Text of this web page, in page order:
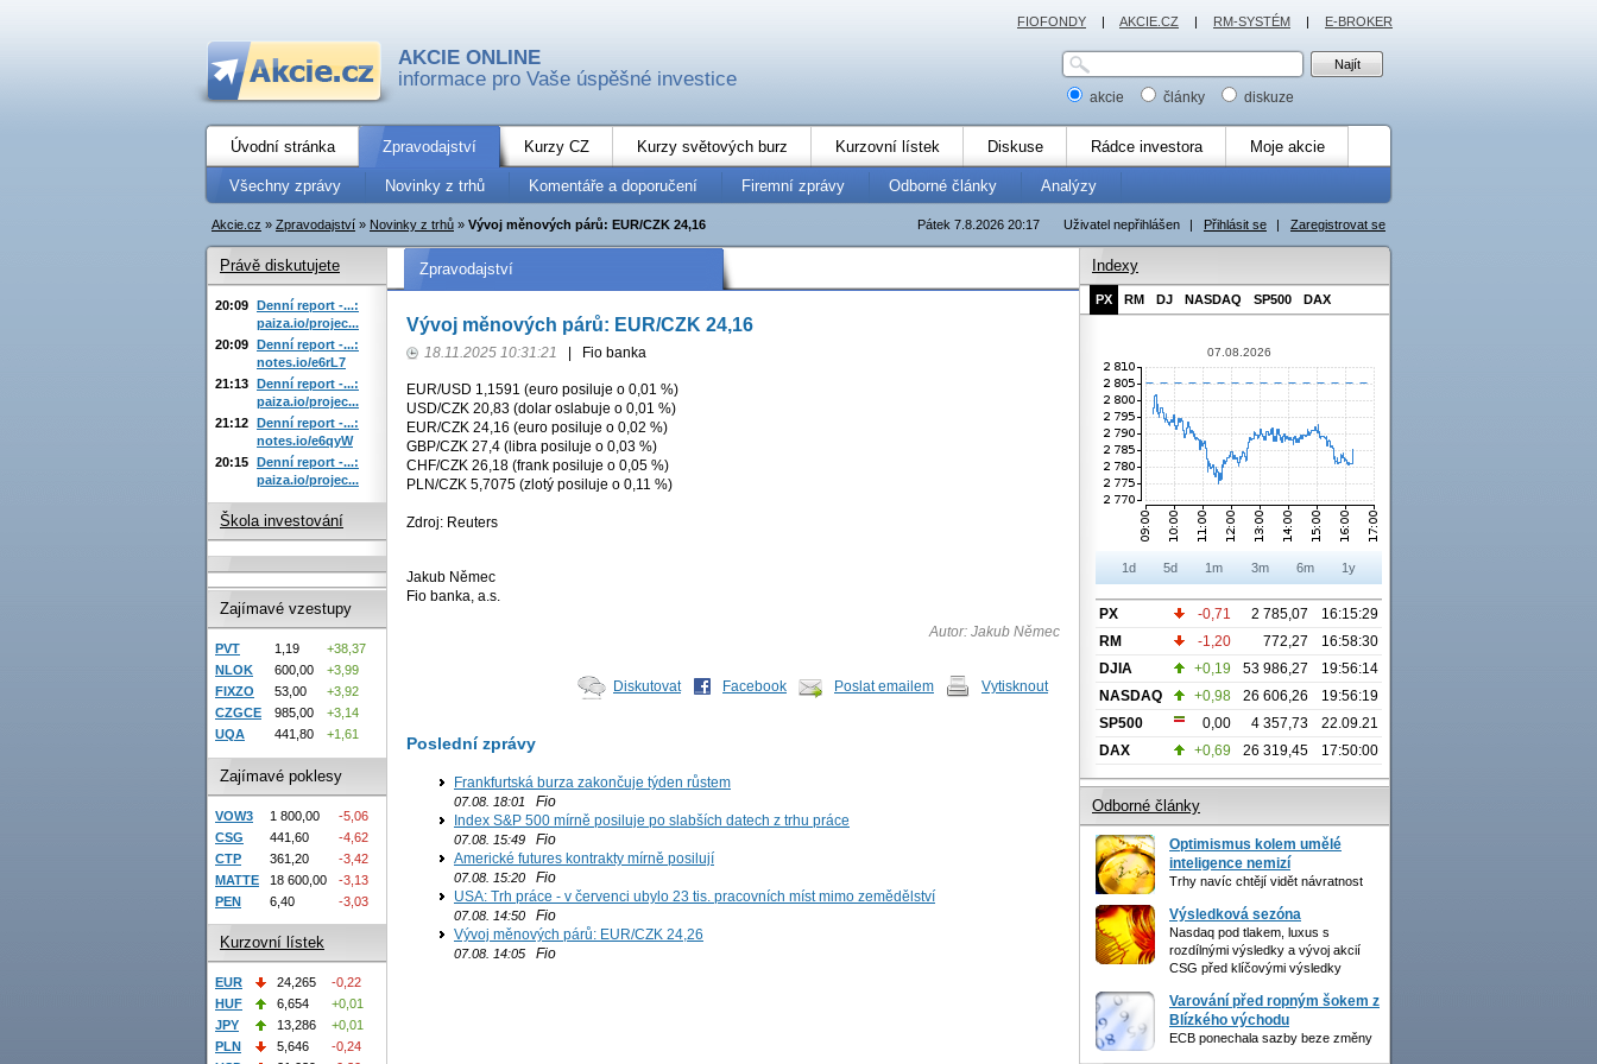
AKCIE ONLINE
informace pro Vaše úspěšné investice
akcie články diskuze
Úvodní stránka Zpravodajství Kurzy CZ Kurzy světových burz Kurzovní lístek Diskuse Rádce investora Moje akcie
Všechny zprávy Novinky z trhů Komentáře a doporučení Firemní zprávy Odborné články Analýzy
Uživatel nepřihlášen | Přihlásit se | Zaregistrovat se
Pátek 7.8.2026 20:17
Akcie.cz » Zpravodajství » Novinky z trhů » Vývoj měnových párů: EUR/CZK 24,16
Zpravodajství
Vývoj měnových párů: EUR/CZK 24,16
18.11.2025 10:31:21 Fio banka
EUR/USD 1,1591 (euro posiluje o 0,01 %)
USD/CZK 20,83 (dolar oslabuje o 0,01 %)
EUR/CZK 24,16 (euro posiluje o 0,02 %)
GBP/CZK 27,4 (libra posiluje o 0,03 %)
CHF/CZK 26,18 (frank posiluje o 0,05 %)
PLN/CZK 5,7075 (zlotý posiluje o 0,11 %)
Zdroj: Reuters
Jakub Němec
Fio banka, a.s.
Autor: Jakub Němec
Diskutovat Facebook Poslat emailem Vytisknout
Poslední zprávy
Frankfurtská burza zakončuje týden růstem
07.08. 18:01
Fio
Index S&P 500 mírně posiluje po slabších datech z trhu práce
07.08. 15:49 Fio
Americké futures kontrakty mírně posilují
07.08. 15:20 Fio
USA: Trh práce - v červenci ubylo 23 tis. pracovních míst mimo zemědělství
07.08. 14:50 Fio
Vývoj měnových párů: EUR/CZK 24,26
07.08. 14:05 Fio
Právě diskutujete
20:09 Denní report -...:
paiza.io/projec...
20:09 Denní report -...:
notes.io/e6rL7
21:13 Denní report -...:
paiza.io/projec...
21:12 Denní report -...:
notes.io/e6qyW
20:15 Denní report -...:
paiza.io/projec...
Škola investování
Zajímavé vzestupy
PVT 1,19
+38,37
NLOK
600,00
+3,99
FIXZO
53,00
+3,92
CZGCE
985,00
+3,14
UQA
441,80 +1,61
Zajímavé poklesy
VOW3 1 800,00
-5,06
CSG
441,60
-4,62
CTP
361,20
-3,42
MATTE
18 600,00
-3,13
PEN
6,40 -3,03
Kurzovní lístek
EUR 24,265
-0,22
HUF
6,654
+0,01
JPY
13,286
+0,01
PLN
5,646
-0,24
Indexy
PX RM DJ NASDAQ SP500 DAX
07.08.2026
1d 5d 1m 3m 6m 1y
PX -0,71 2 785,07
16:15:29
RM
-1,20 772,27
16:58:30
DJIA
+0,19 53 986,27
19:56:14
NASDAQ
+0,98 26 606,26
19:56:19
SP500
0,00 4 357,73
22.09.21
DAX
+0,69 26 319,45 17:50:00
Odborné články
Optimismus kolem umělé
inteligence nemizí
Trhy navíc chtějí vidět návratnost
Výsledková sezóna
Nasdaq pod tlakem, luxus s
rozdílnými výsledky a vývoj akcií
CSG před klíčovými výsledky
Varování před ropným šokem z
Blízkého východu
ECB ponechala sazby beze změny
FIOFONDY | AKCIE.CZ | RM-SYSTÉM | E-BROKER